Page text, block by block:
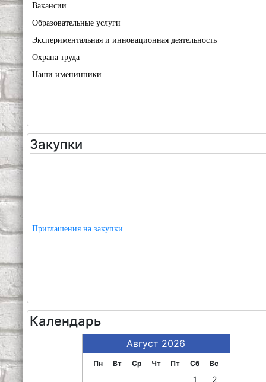
Вакансии
Образовательные услуги
Экспериментальная и инновационная деятельность
Охрана труда
Наши именинники
Закупки
Приглашения на закупки
Календарь
Август 2026
Пн Вт Ср Чт Пт Сб Вс
1
2